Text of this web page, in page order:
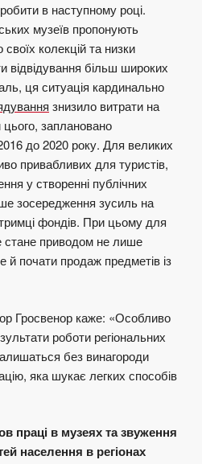
в наступному році.
музеїв пропонують
колекцій та низки
відвідування більш широких
ця ситуація кардинально
знизило витрати на
заплановано
до 2020 року. Для великих
привабливих для туристів,
у створенні публічних
зосередження зусиль на
фондів. При цьому для
стане приводом не лише
й почати продаж предметів із
Гросвенор каже: «Особливо
роботи регіональних
без винагороди
яка шукає легких способів
праці в музеях та звуження
населення в регіонах